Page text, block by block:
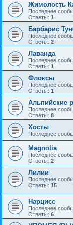
Жимолость
Последнее
Ответы: 1
Барбарис
Последнее
Ответы: 2
Лаванда
Последнее
Ответы: 1
Флоксы
Последнее
Ответы: 1
Альпийские
Последнее
Ответы: 8
Хосты
Последнее
Magnolia
Последнее
Ответы: 2
Лилии
Последнее
Ответы: 15
Нарцисс
Последнее
Ответы: 6